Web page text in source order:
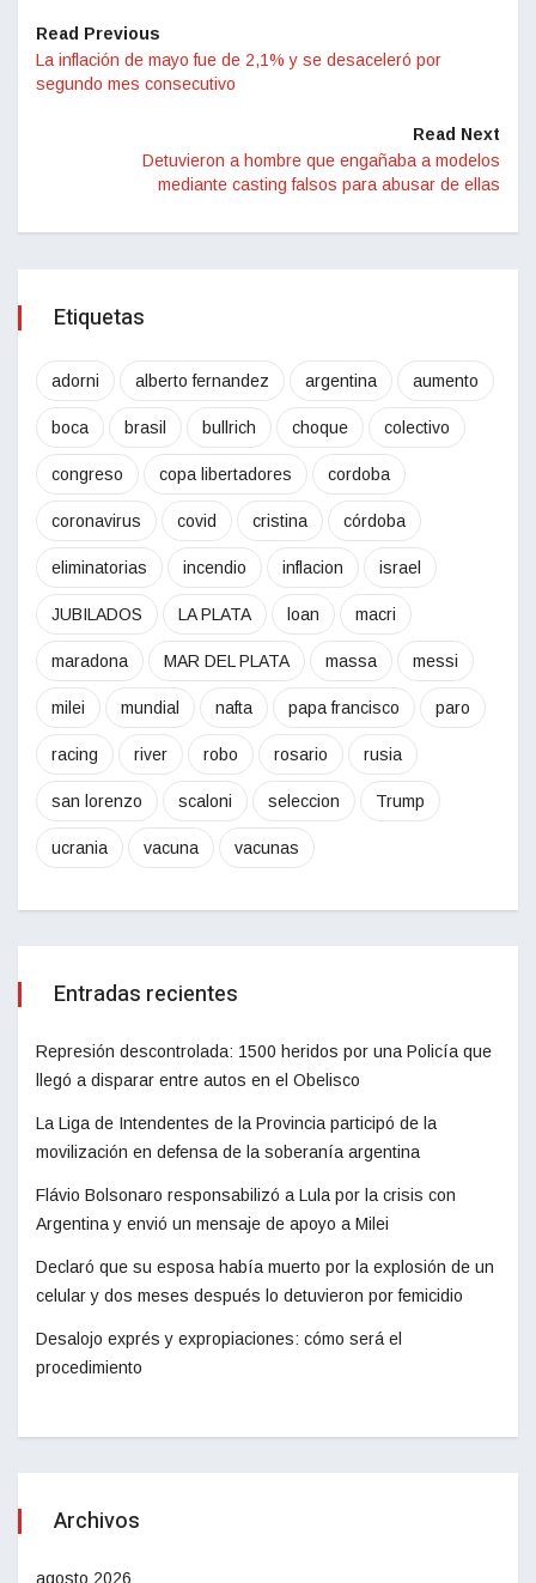
Read Previous
La inflación de mayo fue de 2,1% y se desaceleró por
segundo mes consecutivo
Read Next
Detuvieron a hombre que engañaba a modelos
mediante casting falsos para abusar de ellas
Etiquetas
adorni alberto fernandez argentina aumento
boca brasil bullrich choque colectivo
congreso copa libertadores cordoba
coronavirus covid cristina córdoba
eliminatorias incendio inflacion israel
JUBILADOS LA PLATA loan macri
maradona MAR DEL PLATA massa messi
milei mundial nafta papa francisco paro
racing river robo rosario rusia
san lorenzo scaloni seleccion Trump
ucrania vacuna vacunas
Entradas recientes
Represión descontrolada: 1500 heridos por una Policía que
llegó a disparar entre autos en el Obelisco
La Liga de Intendentes de la Provincia participó de la
movilización en defensa de la soberanía argentina
Flávio Bolsonaro responsabilizó a Lula por la crisis con
Argentina y envió un mensaje de apoyo a Milei
Declaró que su esposa había muerto por la explosión de un
celular y dos meses después lo detuvieron por femicidio
Desalojo exprés y expropiaciones: cómo será el
procedimiento
Archivos
agosto 2026